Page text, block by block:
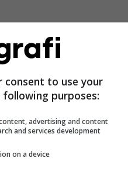
do t’i bëj do të
tha Bajrami
consent to use your
purposes:
advertising and content
and services development
on a device